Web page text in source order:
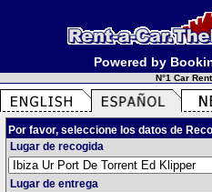
Powered by
N°1 Car
Por favor, seleccione los datos de
Lugar de recogida
Lugar de entrega